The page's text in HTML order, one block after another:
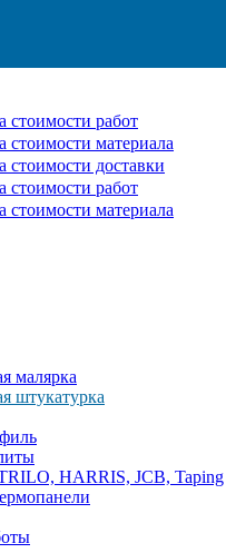
стоимости работ
стоимости материала
стоимости доставки
стоимости работ
стоимости материала
малярка
штукатурка
HARRIS, JCB, Taping